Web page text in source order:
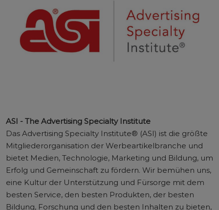
ASI - The Advertising Specialty Institute
Das Advertising Specialty Institute® (ASI) ist die größte
Mitgliederorganisation der Werbeartikelbranche und
bietet Medien, Technologie, Marketing und Bildung, um
Erfolg und Gemeinschaft zu fördern. Wir bemühen uns,
eine Kultur der Unterstützung und Fürsorge mit dem
besten Service, den besten Produkten, der besten
Bildung, Forschung und den besten Inhalten zu bieten,